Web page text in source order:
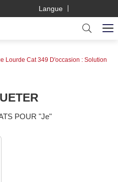
Langue
Lourde Cat 349 D'occasion : Solution
POUR "Je"